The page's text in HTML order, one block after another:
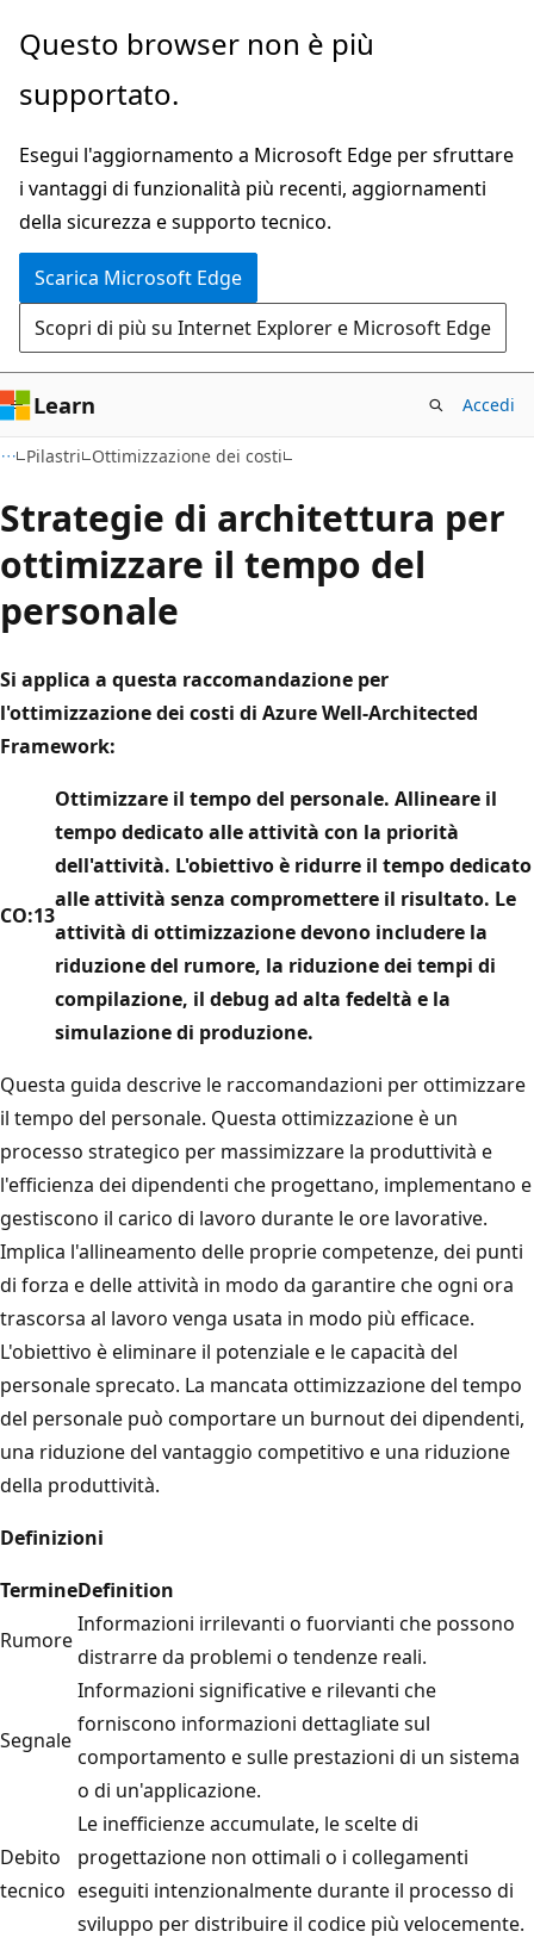
Ignora
passa
contenuto
principale
Questo browser non è più
supportato.
Esegui l'aggiornamento a Microsoft Edge per sfruttare
i vantaggi di funzionalità più recenti, aggiornamenti
della sicurezza e supporto tecnico.
Scarica Microsoft Edge
Scopri di più su Internet Explorer e Microsoft Edge
Learn Accedi
Pilastri Ottimizzazione dei costi
Strategie di architettura per
ottimizzare il tempo del
personale
Si applica a questa raccomandazione per
l'ottimizzazione dei costi di Azure Well-Architected
Framework:
CO:13
Ottimizzare il tempo del personale. Allineare il
tempo dedicato alle attività con la priorità
dell'attività. L'obiettivo è ridurre il tempo dedicato
alle attività senza compromettere il risultato. Le
attività di ottimizzazione devono includere la
riduzione del rumore, la riduzione dei tempi di
compilazione, il debug ad alta fedeltà e la
simulazione di produzione.
Questa guida descrive le raccomandazioni per ottimizzare
il tempo del personale. Questa ottimizzazione è un
processo strategico per massimizzare la produttività e
l'efficienza dei dipendenti che progettano, implementano e
gestiscono il carico di lavoro durante le ore lavorative.
Implica l'allineamento delle proprie competenze, dei punti
di forza e delle attività in modo da garantire che ogni ora
trascorsa al lavoro venga usata in modo più efficace.
L'obiettivo è eliminare il potenziale e le capacità del
personale sprecato. La mancata ottimizzazione del tempo
del personale può comportare un burnout dei dipendenti,
una riduzione del vantaggio competitivo e una riduzione
della produttività.
Definizioni
TermineDefinition
Rumore
Informazioni irrilevanti o fuorvianti che possono
distrarre da problemi o tendenze reali.
Segnale
Informazioni significative e rilevanti che
forniscono informazioni dettagliate sul
comportamento e sulle prestazioni di un sistema
o di un'applicazione.
Debito
tecnico
Le inefficienze accumulate, le scelte di
progettazione non ottimali o i collegamenti
eseguiti intenzionalmente durante il processo di
sviluppo per distribuire il codice più velocemente.